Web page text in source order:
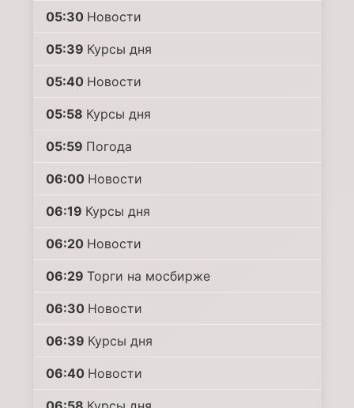
05:30 Новости
05:39 Курсы дня
05:40 Новости
05:58 Курсы дня
05:59 Погода
06:00 Новости
06:19 Курсы дня
06:20 Новости
06:29 Торги на мосбирже
06:30 Новости
06:39 Курсы дня
06:40 Новости